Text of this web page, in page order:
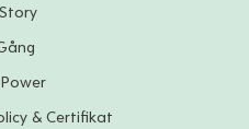
& Certifikat